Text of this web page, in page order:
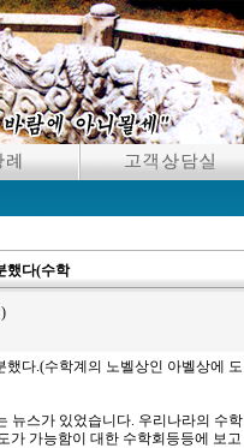
했다(수학
했다.(수학계의 노벨상인 아벨상에 도
뉴스가 있었습니다. 우리나라의 수학
가 가능함이 대한 수학회등등에 보고